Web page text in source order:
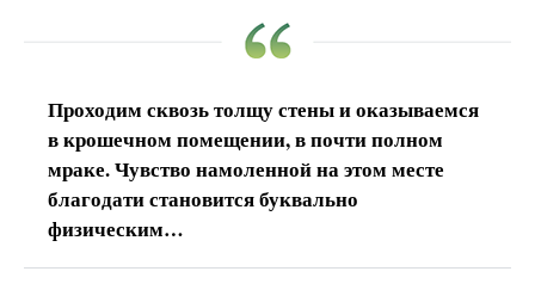
Проходим сквозь толщу стены и оказываемся
в крошечном помещении, в почти полном
мраке. Чувство намоленной на этом месте
благодати становится буквально
физическим…